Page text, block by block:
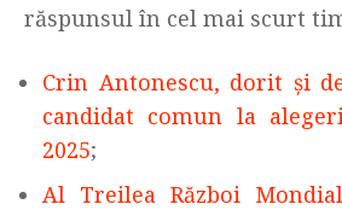
răspunsul în cel mai scurt
Crin Antonescu, dorit și
candidat comun la
2025;
Al Treilea Război